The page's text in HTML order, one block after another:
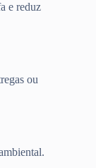
e reduz
ou